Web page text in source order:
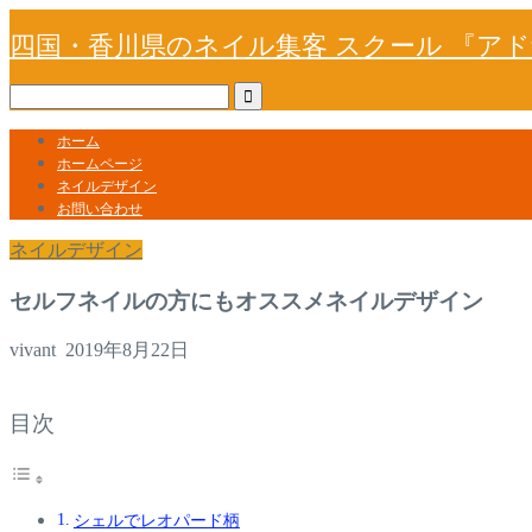
四国・香川県のネイル集客 スクール 『ア
ホーム
ホームページ
ネイルデザイン
お問い合わせ
ネイルデザイン
セルフネイルの方にもオススメネイルデザイン
vivant 2019年8月22日
目次
シェルでレオパード柄